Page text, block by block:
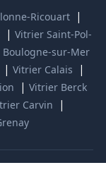
Ricouart |
| Vitrier Saint-Pol-
sur-Mer
| Vitrier Calais |
| Vitrier Berck
Carvin |